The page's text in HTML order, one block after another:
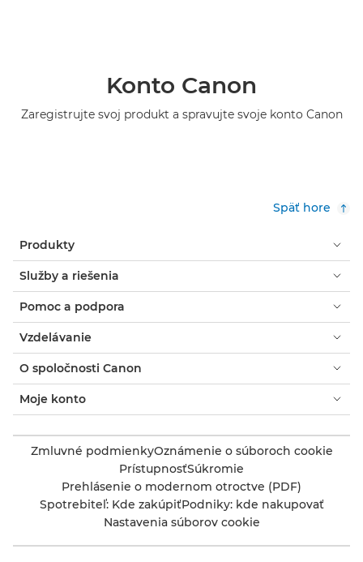
Konto Canon
Zaregistrujte svoj produkt a spravujte svoje konto Canon
Späť hore
Produkty
Služby a riešenia
Pomoc a podpora
Vzdelávanie
O spoločnosti Canon
Moje konto
Zmluvné podmienkyOznámenie o súboroch cookie
PrístupnosťSúkromie
Prehlásenie o modernom otroctve (PDF)
Spotrebiteľ: Kde zakúpiťPodniky: kde nakupovať
Nastavenia súborov cookie